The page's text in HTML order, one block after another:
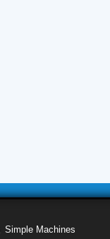
,Simple Machines